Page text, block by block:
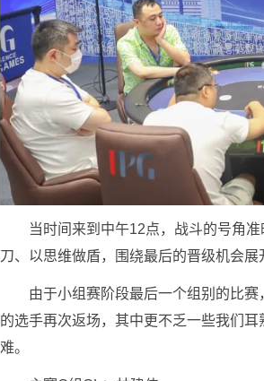
当时间来到中午12点，战斗的号角
刀、以思维做盾，围绕最后的晋级机会展
由于小组赛阶段最后一个组别的比
的选手再次返场，其中更不乏一些我们
难。